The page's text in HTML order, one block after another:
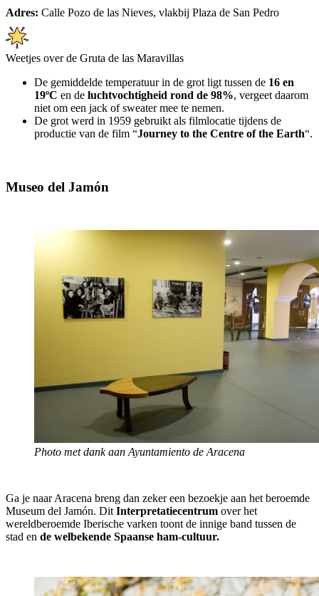
Adres: Calle Pozo de las Nieves, vlakbij Plaza de San Pedro
Weetjes over de Gruta de las Maravillas
De gemiddelde temperatuur in de grot ligt tussen de 16 en
19ºC en de luchtvochtigheid rond de 98%, vergeet daarom
niet om een jack of sweater mee te nemen.
De grot werd in 1959 gebruikt als filmlocatie tijdens de
productie van de film “Journey to the Centre of the Earth“.
Museo del Jamón
Photo met dank aan Ayuntamiento de Aracena
Ga je naar Aracena breng dan zeker een bezoekje aan het beroemde
Museum del Jamón. Dit Interpretatiecentrum over het
wereldberoemde Iberische varken toont de innige band tussen de
stad en de welbekende Spaanse ham-cultuur.